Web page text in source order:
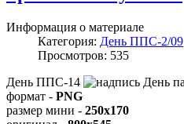
Информация о материале
Категория: День ППС-2/09
Просмотров: 535
День ППС-14
формат - PNG
размер мини - 250x170